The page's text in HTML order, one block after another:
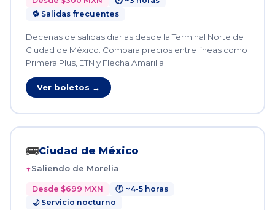
🔁 Salidas frecuentes
Decenas de salidas diarias desde la Terminal Norte de
Ciudad de México. Compara precios entre líneas como
Primera Plus, ETN y Flecha Amarilla.
Ver boletos →
🚌Ciudad de México
Saliendo de Morelia
Desde $699 MXN
🕐 ~4-5 horas
🌙 Servicio nocturno